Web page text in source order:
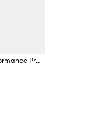
Kopačky adidas Performance Predator League Ll Fg/Mg